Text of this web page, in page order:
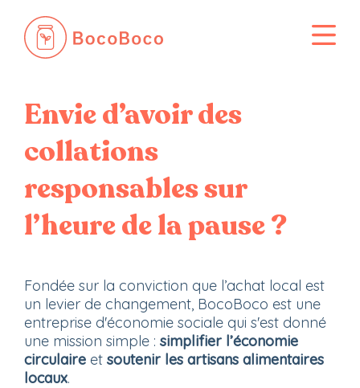
contenuEnvie d’avoir des
collations
responsables sur
l’heure de la pause ?
Fondée sur la conviction que l’achat local est
un levier de changement, BocoBoco est une
entreprise d'économie sociale qui s'est donné
une mission simple : simplifier l’économie
circulaire et soutenir les artisans alimentaires
locaux.